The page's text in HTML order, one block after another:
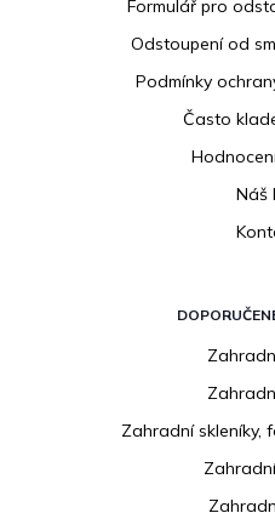
Formulář pro
Odstoupení od
Podmínky
Často
Náš
Zahradní skleníky,